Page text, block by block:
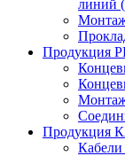
линий
Продукция
Продукция